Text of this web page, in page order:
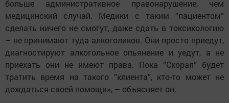
больше административное правонарушение, чем
медицинский случай. Медики с таким “пациентом”
сделать ничего не смогут, даже сдать в токсикологию
– не принимают туда алкоголиков. Они просто приедут,
диагностируют алкогольное опьянение и уедут, а не
приехать они не имеют права. Пока ”Скорая” будет
тратить время на такого ”клиента”, кто-то может не
дождаться своей помощи», – объясняет он.